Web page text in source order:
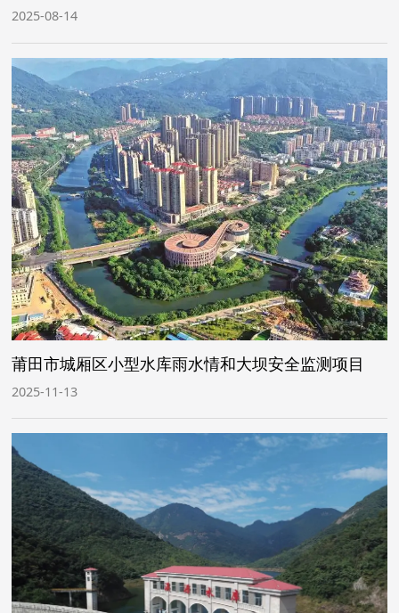
2025-08-14
莆田市城厢区小型水库雨水情和大坝安全监测项目
2025-11-13